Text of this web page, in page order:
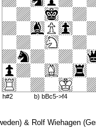
h#2 b) bBc5->f4
& Rolf Wiehagen